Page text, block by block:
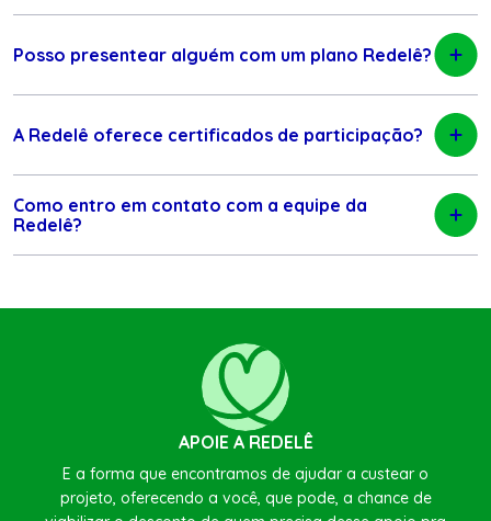
Posso presentear alguém com um plano Redelê?
A Redelê oferece certificados de participação?
Como entro em contato com a equipe da
Redelê?
APOIE A REDELÊ
E a forma que encontramos de ajudar a custear o
projeto, oferecendo a você, que pode, a chance de